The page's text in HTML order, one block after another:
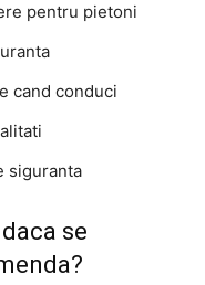
pentru pietoni
cand conduci
siguranta
se